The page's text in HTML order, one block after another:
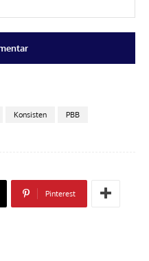
Konsisten
PBB
Pinterest